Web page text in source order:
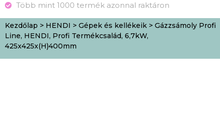
Több mint 1000 termék azonnal raktáron
Kezdőlap > HENDI > Gépek és kellékeik > Gázzsámoly Profi
Line, HENDI, Profi Termékcsalád, 6,7kW,
425x425x(H)400mm